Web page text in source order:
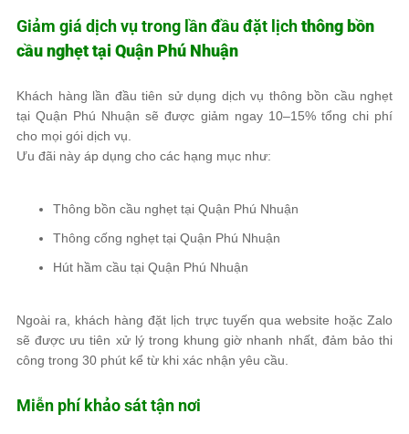
Giảm giá dịch vụ trong lần đầu đặt lịchthông bồn
cầu nghẹt tại Quận Phú Nhuận
Khách hàng lần đầu tiên sử dụng dịch vụ thông bồn cầu nghẹt
tại Quận Phú Nhuận sẽ được giảm ngay 10–15% tổng chi phí
cho mọi gói dịch vụ.
Ưu đãi này áp dụng cho các hạng mục như:
Thông bồn cầu nghẹt tại Quận Phú Nhuận
Thông cống nghẹt tại Quận Phú Nhuận
Hút hầm cầu tại Quận Phú Nhuận
Ngoài ra, khách hàng đặt lịch trực tuyến qua website hoặc Zalo
sẽ được ưu tiên xử lý trong khung giờ nhanh nhất, đảm bảo thi
công trong 30 phút kể từ khi xác nhận yêu cầu.
Miễn phí khảo sát tận nơi